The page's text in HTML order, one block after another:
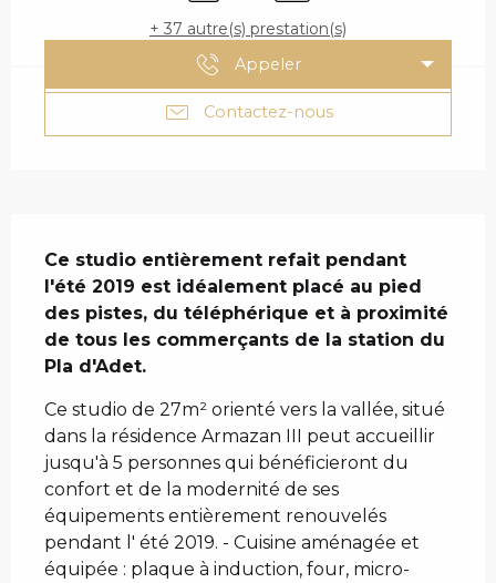
+ 37 autre(s) prestation(s)
Appeler
Contactez-nous
Ce studio entièrement refait pendant
l'été 2019 est idéalement placé au pied
des pistes, du téléphérique et à proximité
de tous les commerçants de la station du
Pla d'Adet.
Ce studio de 27m² orienté vers la vallée, situé
dans la résidence Armazan III peut accueillir
jusqu'à 5 personnes qui bénéficieront du
confort et de la modernité de ses
équipements entièrement renouvelés
pendant l' été 2019. - Cuisine aménagée et
équipée : plaque à induction, four, micro-